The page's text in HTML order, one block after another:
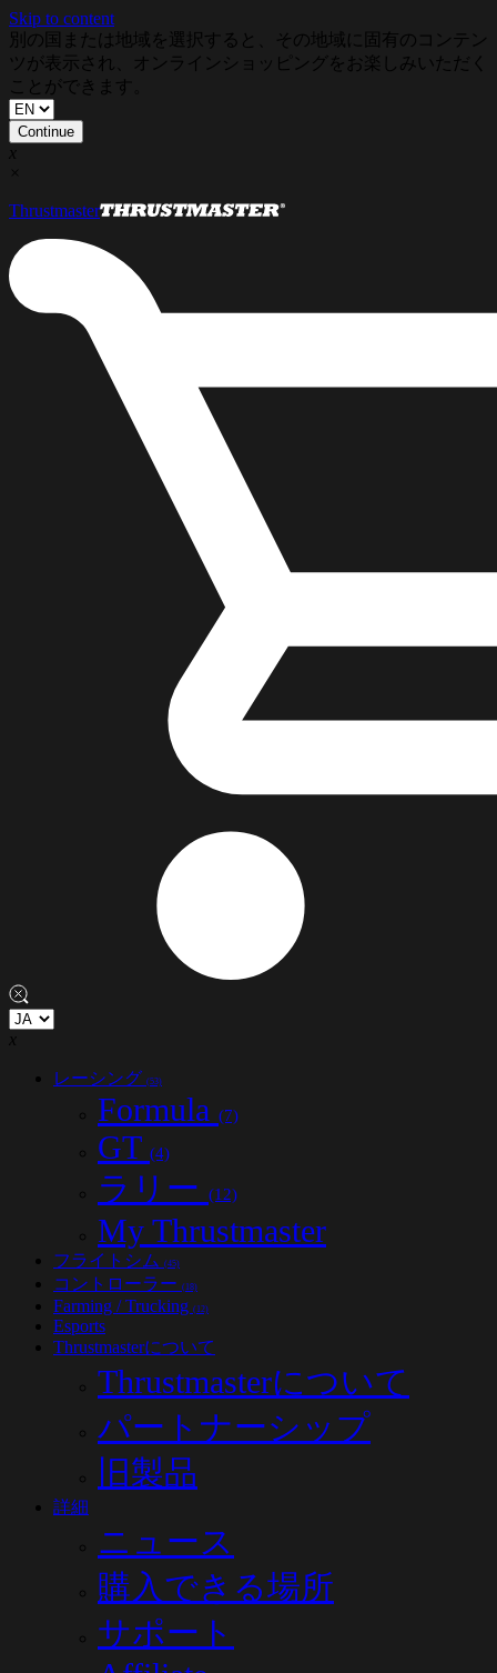
Skip to content
別の国または地域を選択すると、その地域に固有のコンテン
ツが表示され、オンラインショッピングをお楽しみいただく
ことができます。
Continue
x
×
Thrustmaster
x
レーシング (53)
Formula (7)
GT (4)
ラリー (12)
My Thrustmaster
フライトシム (45)
コントローラー (18)
Farming / Trucking (12)
Esports
Thrustmasterについて
Thrustmasterについて
パートナーシップ
旧製品
詳細
ニュース
購入できる場所
サポート